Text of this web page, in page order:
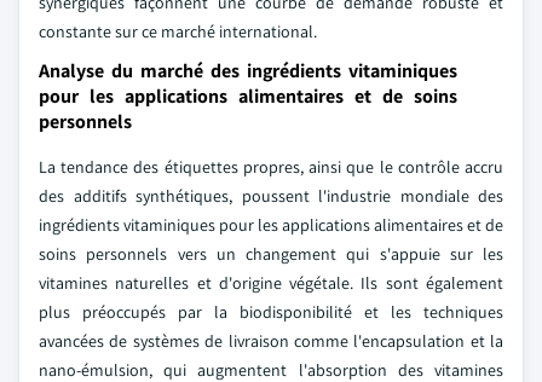
constante sur ce marché international.
Analyse du marché des ingrédients vitaminiques
pour les applications alimentaires et de soins
personnels
La tendance des étiquettes propres, ainsi que le contrôle accru
des additifs synthétiques, poussent l'industrie mondiale des
ingrédients vitaminiques pour les applications alimentaires et de
soins personnels vers un changement qui s'appuie sur les
vitamines naturelles et d'origine végétale. Ils sont également
plus préoccupés par la biodisponibilité et les techniques
avancées de systèmes de livraison comme l'encapsulation et la
nano-émulsion, qui augmentent l'absorption des vitamines